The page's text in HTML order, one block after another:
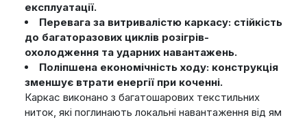
експлуатації.
Перевага за витривалістю каркасу: стійкість
до багаторазових циклів розігрів-
охолодження та ударних навантажень.
Поліпшена економічність ходу: конструкція
зменшує втрати енергії при коченні.
Каркас виконано з багатошарових текстильних
ниток, які поглинають локальні навантаження від ям